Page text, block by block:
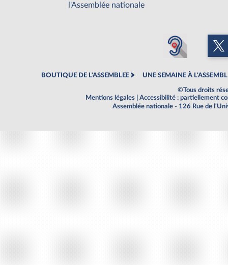
l'Assemblée nationale
BOUTIQUE DE L'ASSEMBLEE UNE SEMAINE À
©Tous droits
Mentions légales
Accessibilité : partiellement
Assemblée nationale - 126 Rue de